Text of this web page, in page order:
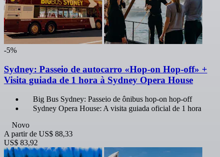
-5%
Sydney: Passeio de autocarro «Hop-on Hop-off» +
Visita guiada de 1 hora à Sydney Opera House
Big Bus Sydney: Passeio de ônibus hop-on hop-off
Sydney Opera House: A visita guiada oficial de 1 hora
Novo
A partir de US$ 88,33
US$ 83,92